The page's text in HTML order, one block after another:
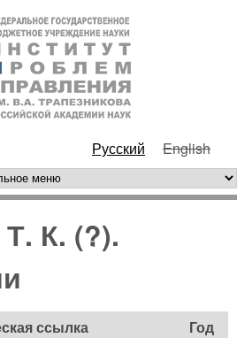
к основному
содержанию
Русский English
меню
К. (?).
ссылка Год